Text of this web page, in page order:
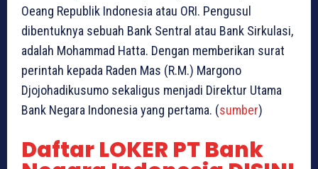
Oeang Republik Indonesia atau ORI. Pengusul
dibentuknya sebuah Bank Sentral atau Bank Sirkulasi,
adalah Mohammad Hatta. Dengan memberikan surat
perintah kepada Raden Mas (R.M.) Margono
Djojohadikusumo sekaligus menjadi Direktur Utama
Bank Negara Indonesia yang pertama. (sumber)
Daftar LOKER PT Bank